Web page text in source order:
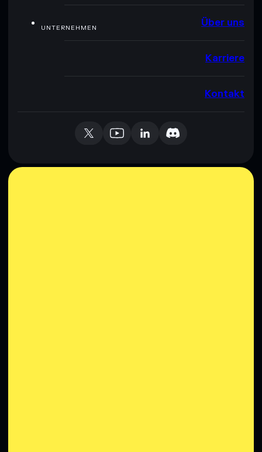
UNTERNEHMEN Über uns
Karriere
Kontakt